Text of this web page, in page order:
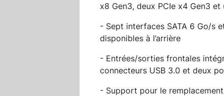
x8 Gen3, deux PCIe x4 Gen3 et
- Sept interfaces SATA 6 Go/s
disponibles à l’arrière
- Entrées/sorties frontales
connecteurs USB 3.0 et deux
- Support pour le